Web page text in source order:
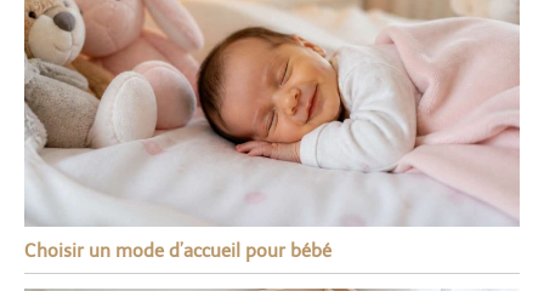
Choisir un mode d’accueil pour bébé